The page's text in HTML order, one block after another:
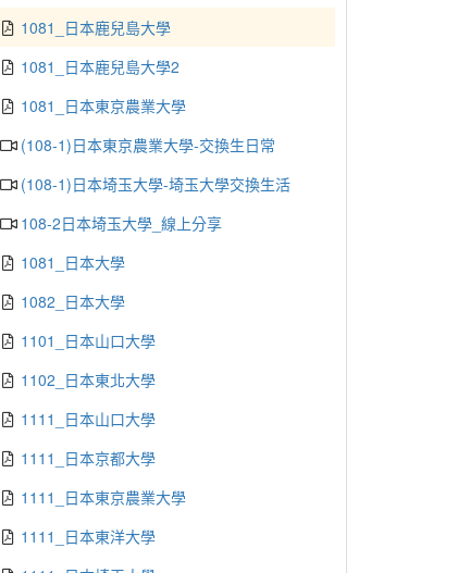
1081_日本鹿兒島大學
1081_日本鹿兒島大學2
1081_日本東京農業大學
(108-1)日本東京農業大學-交換生日常
(108-1)日本埼玉大學-埼玉大學交換生活
108-2日本埼玉大學_線上分享
1081_日本大學
1082_日本大學
1101_日本山口大學
1102_日本東北大學
1111_日本山口大學
1111_日本京都大學
1111_日本東京農業大學
1111_日本東洋大學